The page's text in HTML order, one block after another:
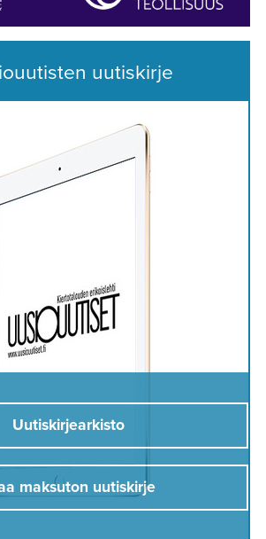
uutiskirje
Uutiskirjearkisto
maksuton uutiskirje